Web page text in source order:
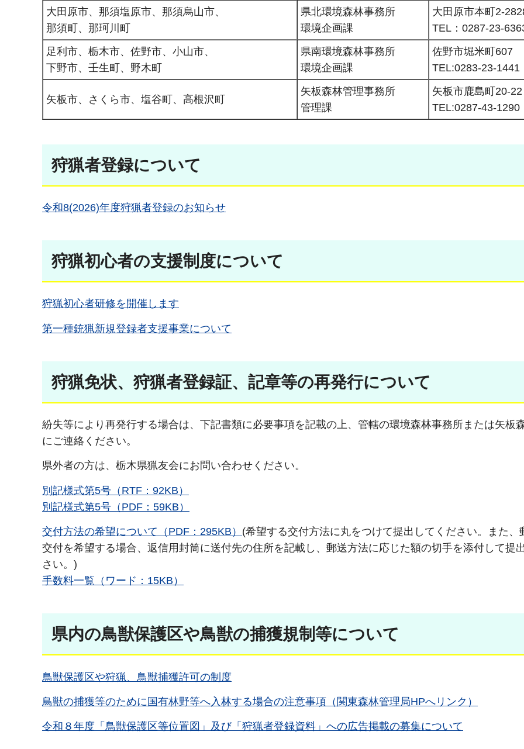
大田原市、那須塩原市、那須烏山市、
那須町、那珂川町
県北環境森林事務所
環境企画課
大田原市本町2-
TEL：0287-23-
足利市、栃木市、佐野市、小山市、
下野市、壬生町、野木町
県南環境森林事務所
環境企画課
佐野市堀米町607
TEL:0283-23-1441
矢板市、さくら市、塩谷町、高根沢町
矢板森林管理事務所
管理課
矢板市鹿島町20-22
TEL:0287-43-1290
狩猟者登録について
令和8(2026)年度狩猟者登録のお知らせ
狩猟初心者の支援制度について
狩猟初心者研修を開催します
第一種銃猟新規登録者支援事業について
狩猟免状、狩猟者登録証、記章等の再発行について
紛失等により再発行する場合は、下記書類に必要事項を記載の上、管轄の環境森林事務所または矢板
にご連絡ください。
県外者の方は、栃木県猟友会にお問い合わせください。
別記様式第5号（RTF：92KB）
別記様式第5号（PDF：59KB）
交付方法の希望について（PDF：295KB） (希望する交付方法に丸をつけて提出してください。また、
交付を希望する場合、返信用封筒に送付先の住所を記載し、郵送方法に応じた額の切手を添付して提
さい。)
手数料一覧（ワード：15KB）
県内の鳥獣保護区や鳥獣の捕獲規制等について
鳥獣保護区や狩猟、鳥獣捕獲許可の制度
鳥獣の捕獲等のために国有林野等へ入林する場合の注意事項（関東森林管理局HPへリンク）
令和８年度「鳥獣保護区等位置図」及び「狩猟者登録資料」への広告掲載の募集について